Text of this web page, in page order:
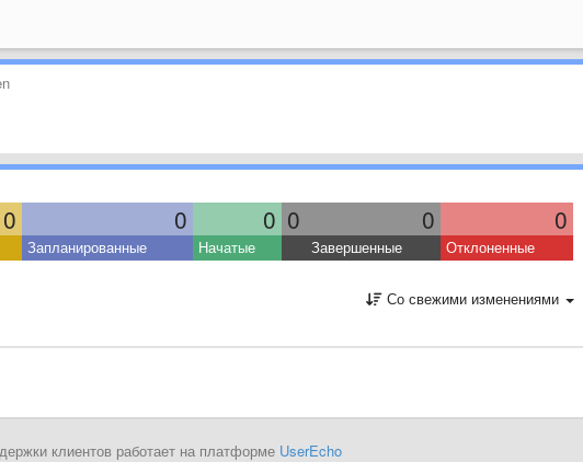
0 0 0 0 0 0
Запланированные Начатые Завершенные Отклоненные
Со свежими изменениями
клиентов работает на платформе UserEcho